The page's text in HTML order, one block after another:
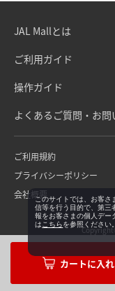
JAL Mallとは
ご利用ガイド
操作ガイド
よくあるご質問・お問
ご利用規約
プライバシーポリシー
会社概要このサイトでは、お客さ
信等を行う目的で、第三
報をお客さまの個人デー
は こちらを参照ください。